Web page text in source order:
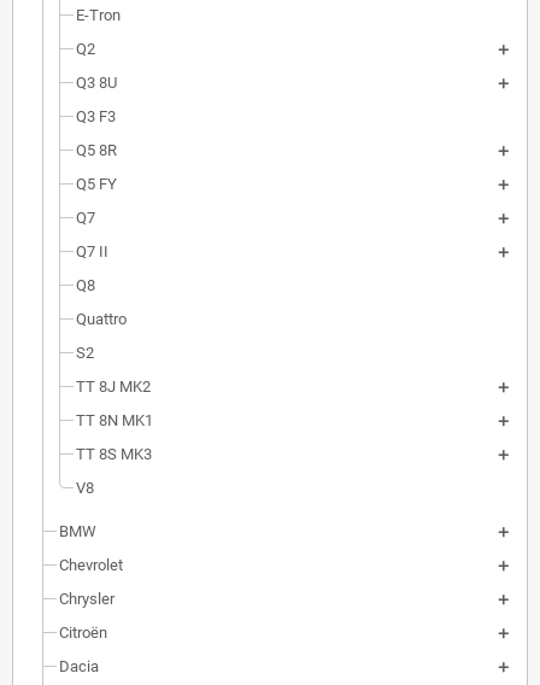
E-Tron
Q2
Q3 8U
Q3 F3
Q5 8R
Q5 FY
Q7
Q7 II
Q8
Quattro
S2
TT 8J MK2
TT 8N MK1
TT 8S MK3
V8
BMW
Chevrolet
Chrysler
Citroën
Dacia